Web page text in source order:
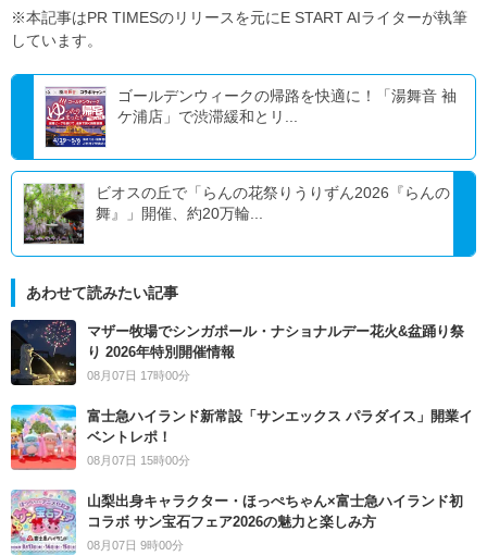
※本記事はPR TIMESのリリースを元にE START AIライターが執筆
しています。
ゴールデンウィークの帰路を快適に！「湯舞音 袖
ケ浦店」で渋滞緩和とリ...
ビオスの丘で「らんの花祭りうりずん2026『らんの
舞』」開催、約20万輪...
あわせて読みたい記事
マザー牧場でシンガポール・ナショナルデー花火&盆踊り祭
り 2026年特別開催情報
08月07日 17時00分
富士急ハイランド新常設「サンエックス パラダイス」開業イ
ベントレポ！
08月07日 15時00分
山梨出身キャラクター・ほっぺちゃん×富士急ハイランド初
コラボ サン宝石フェア2026の魅力と楽しみ方
08月07日 9時00分